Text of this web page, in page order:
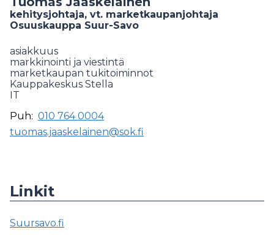
kehitysjohtaja, vt. marketkaupanjohtaja
Osuuskauppa Suur-Savo
asiakkuus
markkinointi ja viestintä
marketkaupan tukitoiminnot
Kauppakeskus Stella
IT
Puh: 010 764 0004
tuomas.jaaskelainen@sok.fi
Linkit
Suursavo.fi